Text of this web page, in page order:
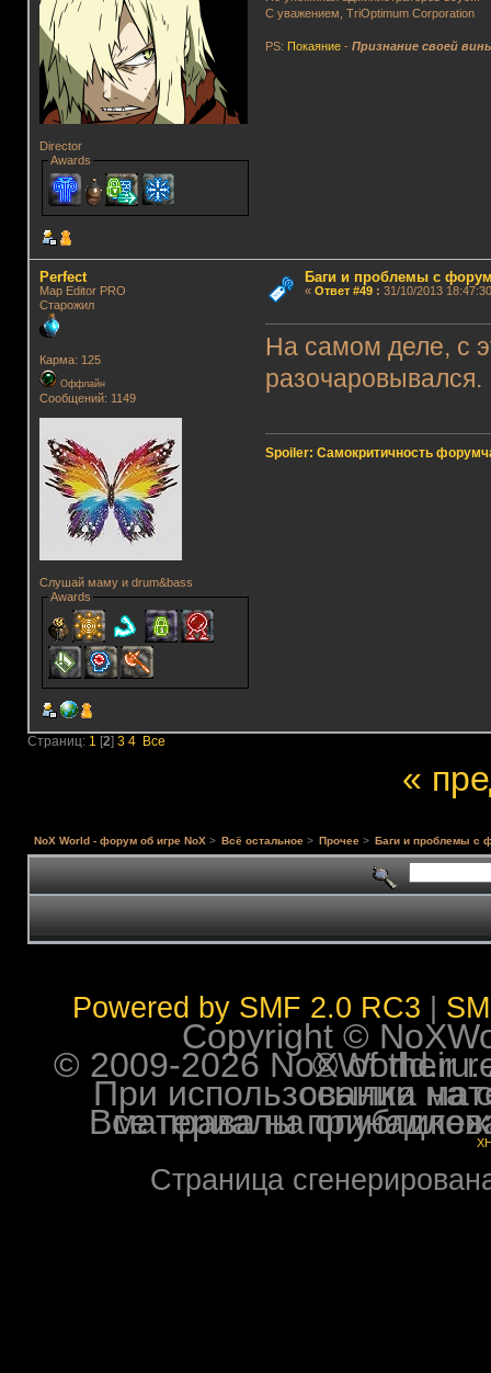
Director
Awards
С уважением, TriOptimum Corporation
PS: Покаяние -Признание своей
Perfect
Map Editor PRO
Старожил
Карма: 125
Оффлайн
Сообщений: 1149
Слушай маму и drum&bass
Awards
Баги и проблемы с
« Ответ #49: 31/10/2013
На самом деле, с
разочаровывался.
Spoiler: Самокритичность
Страниц: 1 [2] 3 4 Все
«
NoX World - форум об игре NoX > Всё остальное > Прочее > Баги и проблемы с
Powered by SMF 2.0 RC3
Copyright ©
© 2009-2026 NoXWorld.ru. All
При использовании
Все права на опубликованные на форуме
Страница